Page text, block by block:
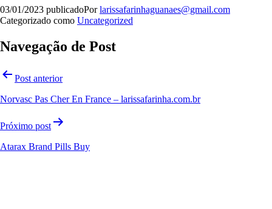
03/01/2023 publicadoPorlarissafarinhaguanaes@gmail.com
Categorizado como Uncategorized
Navegação de Post
Post anterior
Norvasc Pas Cher En France – larissafarinha.com.br
Próximo post
Atarax Brand Pills Buy